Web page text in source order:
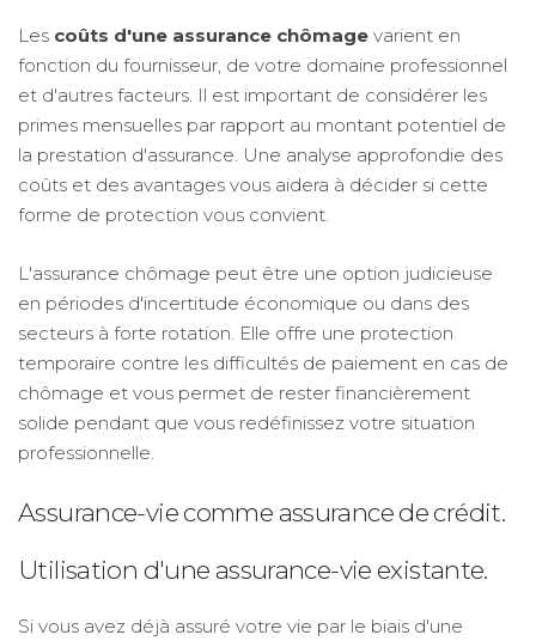
Les coûts d'une assurance chômage varient en
fonction du fournisseur, de votre domaine professionnel
et d'autres facteurs. Il est important de considérer les
primes mensuelles par rapport au montant potentiel de
la prestation d'assurance. Une analyse approfondie des
coûts et des avantages vous aidera à décider si cette
forme de protection vous convient.
L'assurance chômage peut être une option judicieuse
en périodes d'incertitude économique ou dans des
secteurs à forte rotation. Elle offre une protection
temporaire contre les difficultés de paiement en cas de
chômage et vous permet de rester financièrement
solide pendant que vous redéfinissez votre situation
professionnelle.
Assurance-vie comme assurance de crédit.
Utilisation d'une assurance-vie existante.
Si vous avez déjà assuré votre vie par le biais d'une